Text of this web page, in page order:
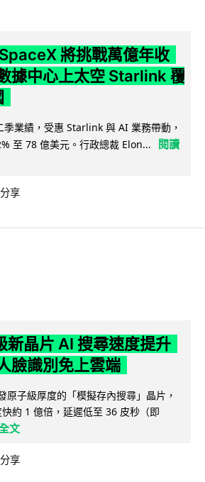
將挑戰萬億年收
據中心上太空 Starlink 覆
季業績，受惠 Starlink 與 AI 業務帶動，
至 78 億美元。行政總裁 Elon...
閱讀
分享
新晶片 AI 搜尋速度提升
臉識別免上雲端
原子級厚度的「模擬存內搜尋」晶片，
約 1 億倍，延遲低至 36 皮秒（即
文
分享